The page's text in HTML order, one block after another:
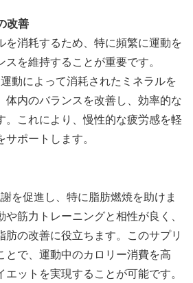
改善
を消耗するため、特に頻繁に運動を
を維持することが重要です。
動によって消耗されたミネラルを
体内のバランスを改善し、効率的な
。これにより、慢性的な疲労感を軽
ポートします。
を促進し、特に脂肪燃焼を助けま
筋力トレーニングと相性が良く、
肪の改善に役立ちます。このサプリ
とで、運動中のカロリー消費を高
ットを実現することが可能です。